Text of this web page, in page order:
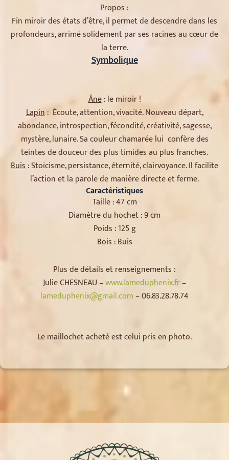
Propos:
Fin miroir des états d’être, il permet de descendre dans les
profondeurs, arrimé solidement par ses racines au cœur de
la terre.
Symbolique
Âne: le miroir !
Lapin: Écoute, attention, vivacité. Nouveau départ,
abondance, introspection, fécondité, créativité, sagesse,
mystère, lunaire. Sa couleur chamarée lui confère des
teintes de douceur des plus timides au plus franches.
Buis: Stoïcisme, persistance, éternité, clairvoyance. Il facilite
l’action et la parole de manière directe et ferme.
Caractéristiques
Taille : 47 cm
Diamètre du hochet : 9 cm
Poids : 125 g
Bois : Buis
Plus de détails et renseignements :
Julie CHESNEAU –www.lameduphenix.fr–
lameduphenix@gmail.com– 06.83.28.78.74
Le maillochet acheté est celui pris en photo.